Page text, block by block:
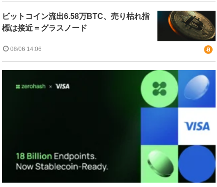
ビットコイン流出6.58万BTC、売り枯れ指
標は接近＝グラスノード
08/06 14:06